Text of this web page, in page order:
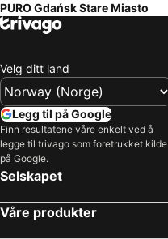
PURO Gdańsk Stare Miasto
Velg ditt land
Legg til på Google
Finn resultatene våre enkelt ved å
legge til trivago som foretrukket kilde
på Google.
Selskapet
Våre produkter